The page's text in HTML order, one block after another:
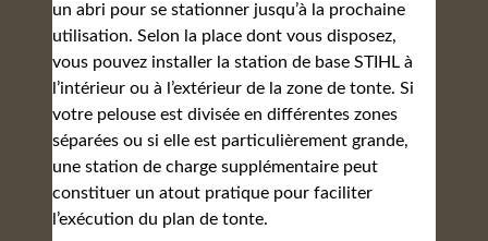
un abri pour se stationner jusqu’à la prochaine
utilisation. Selon la place dont vous disposez,
vous pouvez installer la station de base STIHL à
l’intérieur ou à l’extérieur de la zone de tonte. Si
votre pelouse est divisée en différentes zones
séparées ou si elle est particulièrement grande,
une station de charge supplémentaire peut
constituer un atout pratique pour faciliter
l’exécution du plan de tonte.